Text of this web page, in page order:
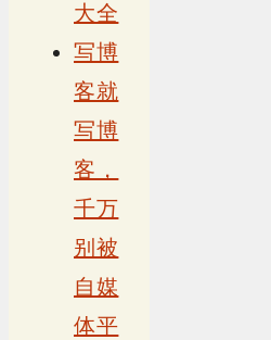
大全
写博
客就
写博
客，
千万
别被
自媒
体平